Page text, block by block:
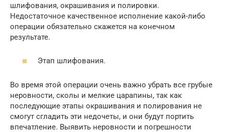
шлифования, окрашивания и полировки.
Недостаточное качественное исполнение какой-либо
операции обязательно скажется на конечном
результате.
Этап шлифования.
Во время этой операции очень важно убрать все грубые
неровности, сколы и мелкие царапины, так как
последующие этапы окрашивания и полирования не
смогут сгладить эти недочеты, и они будут портить
впечатление. Выявить неровности и погрешности